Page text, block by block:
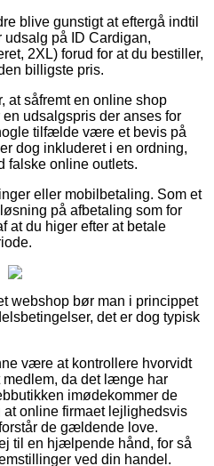
blive gunstigt at eftergå indtil
udsalg på ID Cardigan,
2XL) forud for at du bestiller,
billigste pris.
at såfremt en online shop
udsalgspris der anses for
tilfælde være et bevis på
dog inkluderet i en ordning,
falske online outlets.
eller mobilbetaling. Som et
på afbetaling som for
at du higer efter at betale
webshop bør man i princippet
det er dog typisk
være at kontrollere hvorvidt
da det længe har
imødekommer de
online firmaet lejlighedsvis
de gældende love.
til en hjælpende hånd, for så
ved din handel.